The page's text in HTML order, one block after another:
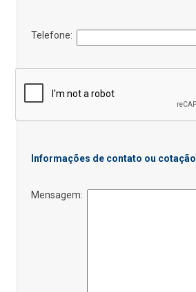
Telefone:
Informações de contato ou cotação
Mensagem: